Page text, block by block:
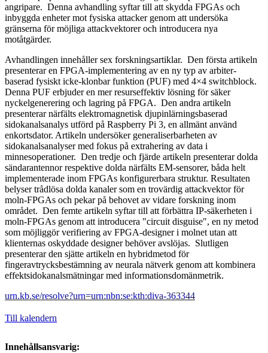
angripare. Denna avhandling syftar till att skydda FPGAs och
inbyggda enheter mot fysiska attacker genom att undersöka
gränserna för möjliga attackvektorer och introducera nya
motåtgärder.
Avhandlingen innehåller sex forskningsartiklar. Den första artikeln
presenterar en FPGA-implementering av en ny typ av arbiter-
baserad fysiskt icke-klonbar funktion (PUF) med 4×4 switchblock.
Denna PUF erbjuder en mer resurseffektiv lösning för säker
nyckelgenerering och lagring på FPGA. Den andra artikeln
presenterar närfälts elektromagnetisk djupinlärningsbaserad
sidokanalsanalys utförd på Raspberry Pi 3, en allmänt använd
enkortsdator. Artikeln undersöker generaliserbarheten av
sidokanalsanalyser med fokus på extrahering av data i
minnesoperationer. Den tredje och fjärde artikeln presenterar dolda
sändarantennor respektive dolda närfälts EM-sensorer, båda helt
implementerade inom FPGAs konfigurerbara struktur. Resultaten
belyser trådlösa dolda kanaler som en trovärdig attackvektor för
moln-FPGAs och pekar på behovet av vidare forskning inom
området. Den femte artikeln syftar till att förbättra IP-säkerheten i
moln-FPGAs genom att introducera "circuit disguise", en ny metod
som möjliggör verifiering av FPGA-designer i molnet utan att
klienternas oskyddade designer behöver avslöjas. Slutligen
presenterar den sjätte artikeln en hybridmetod för
fingeravtrycksbestämning av neurala nätverk genom att kombinera
effektsidokanalsmätningar med informationsdomänmetrik.
urn.kb.se/resolve?urn=urn:nbn:se:kth:diva-363344
Till kalendern
Innehållsansvarig: